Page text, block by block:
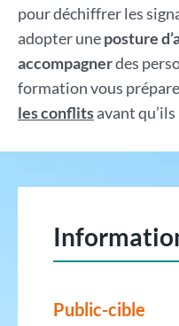
pour déchiffrer les
adopter uneposture
accompagnerdes
formation vous
les conflitsavant qu’ils
Public-cible